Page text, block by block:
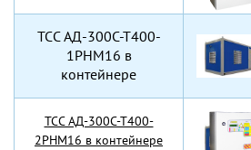
TCC АД-300С-Т400-
1РНМ16 в
контейнере
TCC АД-300С-Т400-
2РНМ16 в контейнере